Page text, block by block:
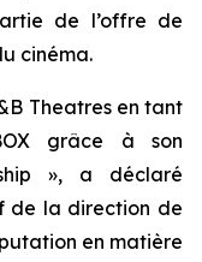
de l’offre de
cinéma.
Theatres en tant
grâce à son
», a déclaré
de la direction de
en matière